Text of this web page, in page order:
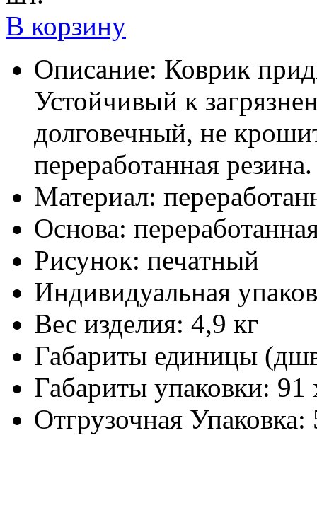
В корзину
Описание: Коврик
Устойчивый к
долговечный, не
переработанная
Материал:
Основа:
Рисунок: печатный
Индивидуальная
Вес изделия: 4,9 кг
Габариты единицы
Габариты упаковки: 91
Отгрузочная Упаковка: